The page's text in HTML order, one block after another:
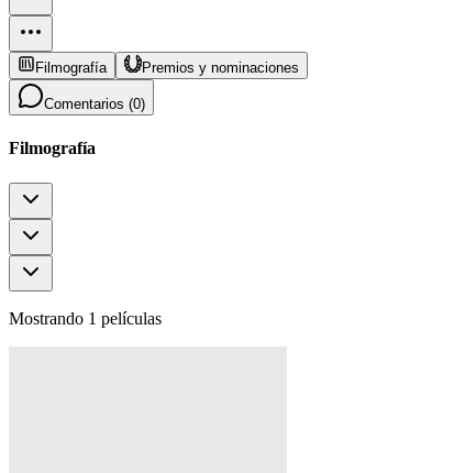
Filmografía Premios y nominaciones
Comentarios (0)
Filmografía
Mostrando 1 películas